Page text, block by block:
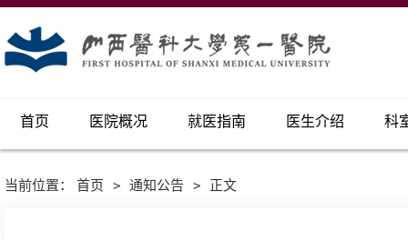
首页 医院概况 就医指南 医生介绍 科
当前位置： 首页 > 通知公告 > 正文